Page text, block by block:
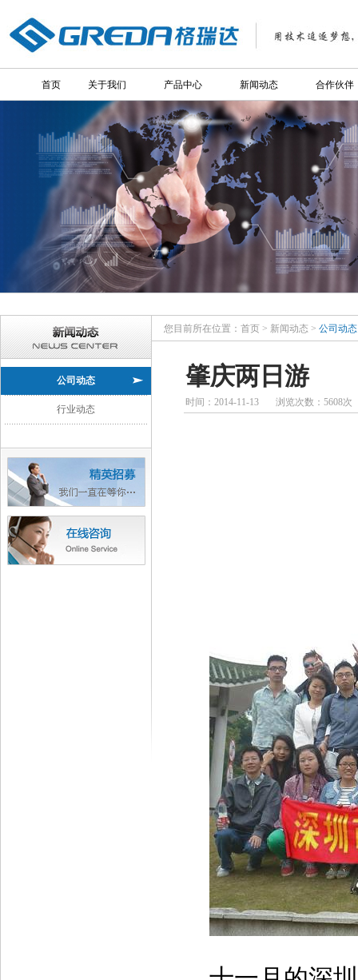
首页 关于我们 产品中心 新闻动态 合作伙伴
公司动态
行业动态
您目前所在位置： 首页 > 新闻动态 > 公司动态
肇庆两日游
时间： 2014-11-13 浏览次数： 5608次